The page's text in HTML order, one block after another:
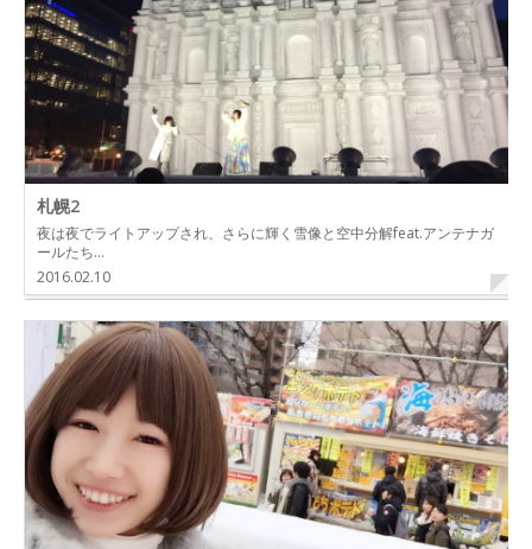
札幌2
夜は夜でライトアップされ、さらに輝く雪像と空中分解feat.アンテナガ
ールたち…
2016.02.10